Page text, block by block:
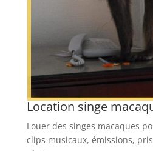
Location singe
Louer des singes macaques
clips musicaux, émissions,